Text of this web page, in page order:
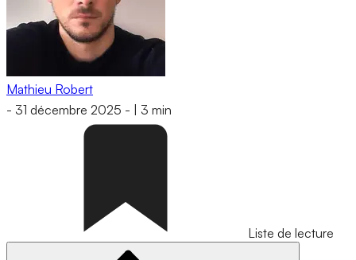
Mathieu Robert
- 31 décembre 2025 - 3 min
Liste de lecture